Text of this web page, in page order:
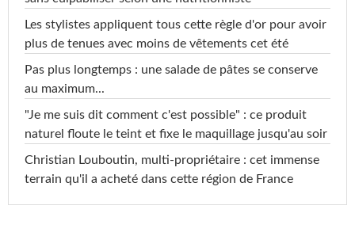
Les stylistes appliquent tous cette règle d'or pour avoir
plus de tenues avec moins de vêtements cet été
Pas plus longtemps : une salade de pâtes se conserve
au maximum...
"Je me suis dit comment c'est possible" : ce produit
naturel floute le teint et fixe le maquillage jusqu'au soir
Christian Louboutin, multi-propriétaire : cet immense
terrain qu'il a acheté dans cette région de France